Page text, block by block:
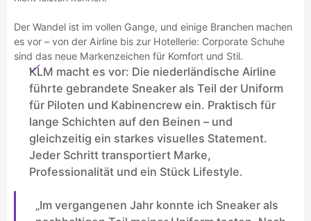
Der Wandel ist im vollen Gange, und einige Branchen machen
es vor – von der Airline bis zur Hotellerie: Corporate Schuhe
sind das neue Markenzeichen für Komfort und Stil.
KLM macht es vor: Die niederländische Airline
führte gebrandete Sneaker als Teil der Uniform
für Piloten und Kabinencrew ein. Praktisch für
lange Schichten auf den Beinen – und
gleichzeitig ein starkes visuelles Statement.
Jeder Schritt transportiert Marke,
Professionalität und ein Stück Lifestyle.
„Im vergangenen Jahr konnte ich Sneaker als